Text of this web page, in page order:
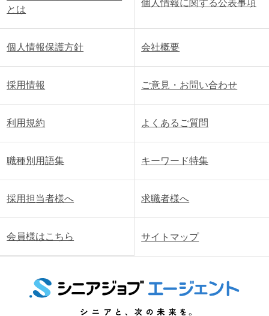
とは
個人情報に関する公表事項
個人情報保護方針 会社概要
採用情報 ご意見・お問い合わせ
利用規約 よくあるご質問
職種別用語集 キーワード特集
採用担当者様へ 求職者様へ
会員様はこちら サイトマップ